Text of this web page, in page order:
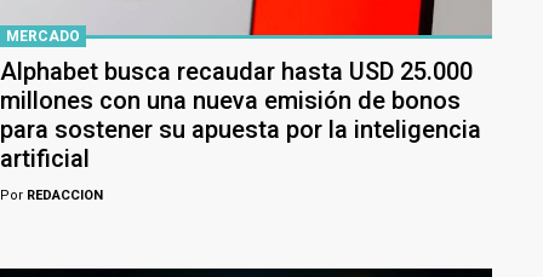
MERCADO
Alphabet busca recaudar hasta USD 25.000
millones con una nueva emisión de bonos
para sostener su apuesta por la inteligencia
artificial
Por REDACCION